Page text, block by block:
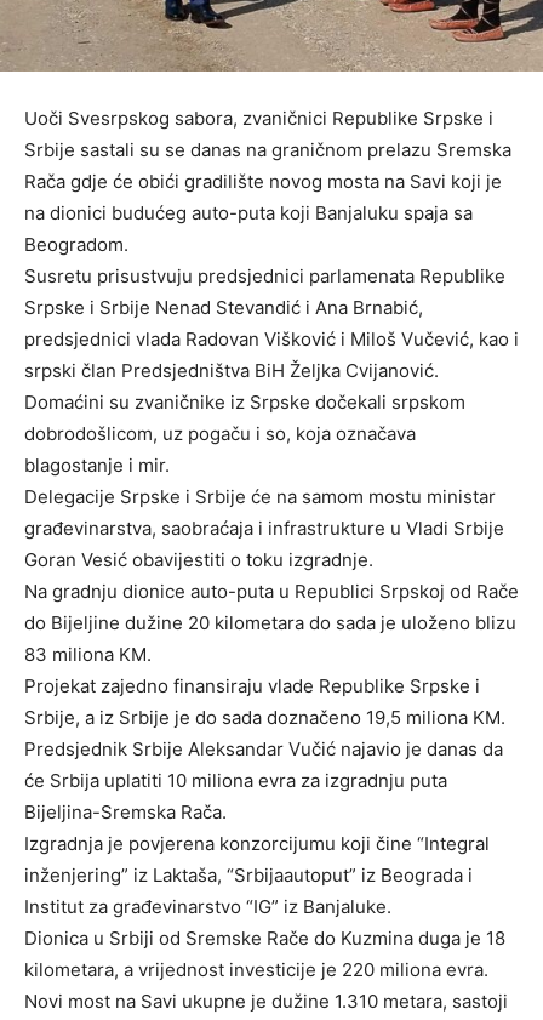
Uoči Svesrpskog sabora, zvaničnici Republike Srpske i
Srbije sastali su se danas na graničnom prelazu Sremska
Rača gdje će obići gradilište novog mosta na Savi koji je
na dionici budućeg auto-puta koji Banjaluku spaja sa
Beogradom.
Susretu prisustvuju predsjednici parlamenata Republike
Srpske i Srbije Nenad Stevandić i Ana Brnabić,
predsjednici vlada Radovan Višković i Miloš Vučević, kao i
srpski član Predsjedništva BiH Željka Cvijanović.
Domaćini su zvaničnike iz Srpske dočekali srpskom
dobrodošlicom, uz pogaču i so, koja označava
blagostanje i mir.
Delegacije Srpske i Srbije će na samom mostu ministar
građevinarstva, saobraćaja i infrastrukture u Vladi Srbije
Goran Vesić obavijestiti o toku izgradnje.
Na gradnju dionice auto-puta u Republici Srpskoj od Rače
do Bijeljine dužine 20 kilometara do sada je uloženo blizu
83 miliona KM.
Projekat zajedno finansiraju vlade Republike Srpske i
Srbije, a iz Srbije je do sada doznačeno 19,5 miliona KM.
Predsjednik Srbije Aleksandar Vučić najavio je danas da
će Srbija uplatiti 10 miliona evra za izgradnju puta
Bijeljina-Sremska Rača.
Izgradnja je povjerena konzorcijumu koji čine “Integral
inženjering” iz Laktaša, “Srbijaautoput” iz Beograda i
Institut za građevinarstvo “IG” iz Banjaluke.
Dionica u Srbiji od Sremske Rače do Kuzmina duga je 18
kilometara, a vrijednost investicije je 220 miliona evra.
Novi most na Savi ukupne je dužine 1.310 metara, sastoji